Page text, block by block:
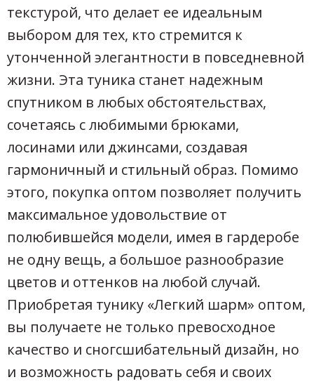
текстурой, что делает ее идеальным
выбором для тех, кто стремится к
утонченной элегантности в повседневной
жизни. Эта туника станет надежным
спутником в любых обстоятельствах,
сочетаясь с любимыми брюками,
лосинами или джинсами, создавая
гармоничный и стильный образ. Помимо
этого, покупка оптом позволяет получить
максимальное удовольствие от
полюбившейся модели, имея в гардеробе
не одну вещь, а большое разнообразие
цветов и оттенков на любой случай.
Приобретая тунику «Легкий шарм» оптом,
вы получаете не только превосходное
качество и сногсшибательный дизайн, но
и возможность радовать себя и своих